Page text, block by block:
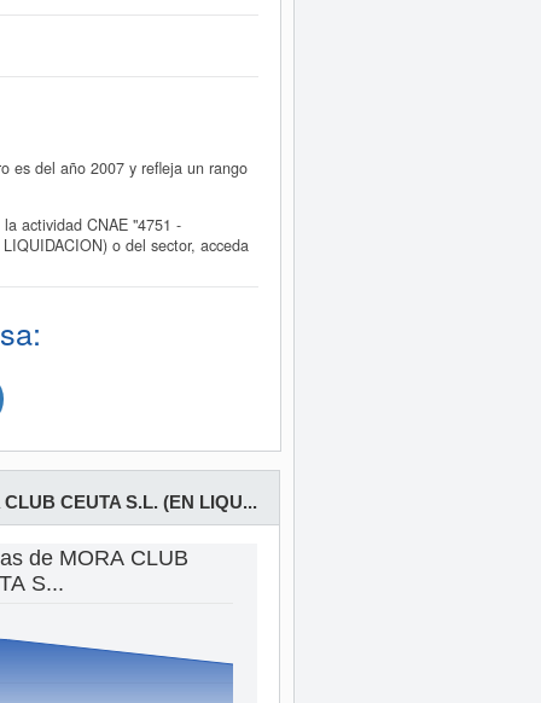
es del año 2007 y refleja un rango
actividad CNAE "4751 -
o del sector, acceda
CEUTA S.L. (EN LIQU...
de MORA CLUB
S...